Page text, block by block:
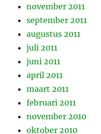
november 2011
september 2011
augustus 2011
juli 2011
juni 2011
april 2011
maart 2011
februari 2011
november 2010
oktober 2010